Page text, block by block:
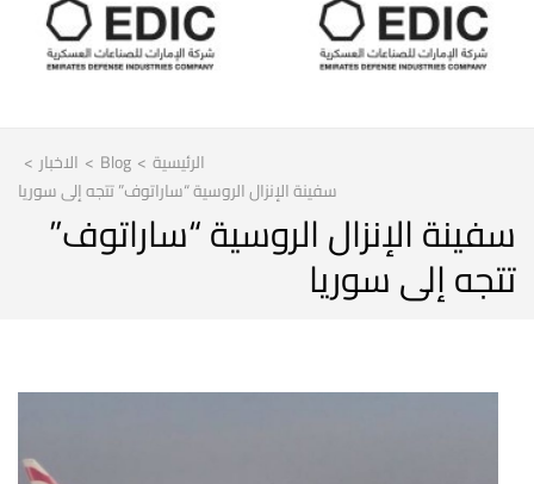
الرئيسية >
Blog
> الاخبار >
سفينة الإنزال الروسية “ساراتوف” تتجه إلى سوريا
سفينة الإنزال الروسية “ساراتوف”
تتجه إلى سوريا